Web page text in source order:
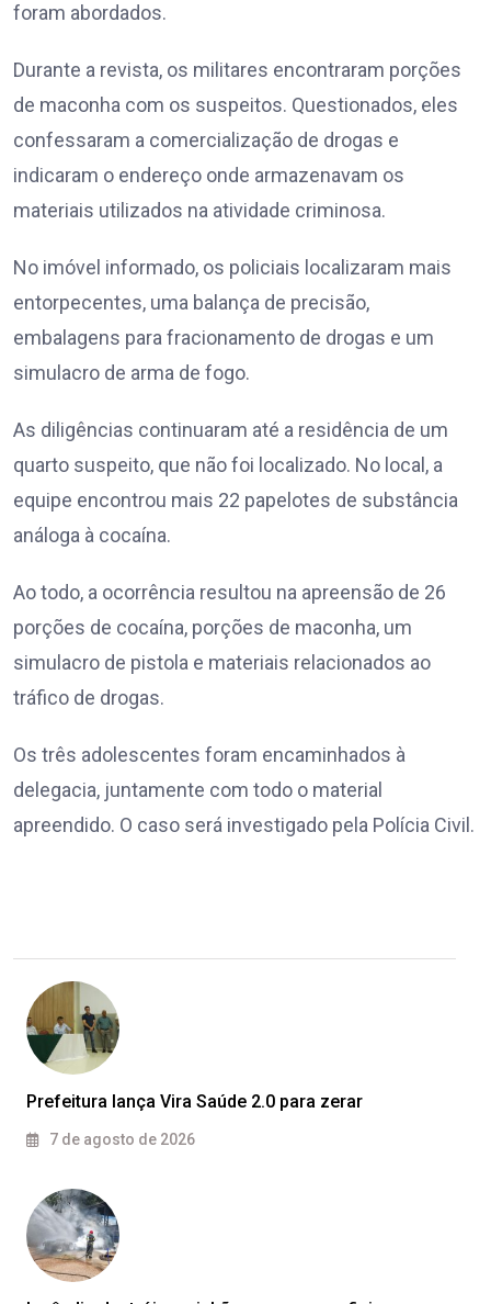
foram abordados.
Durante a revista, os militares encontraram porções
de maconha com os suspeitos. Questionados, eles
confessaram a comercialização de drogas e
indicaram o endereço onde armazenavam os
materiais utilizados na atividade criminosa.
No imóvel informado, os policiais localizaram mais
entorpecentes, uma balança de precisão,
embalagens para fracionamento de drogas e um
simulacro de arma de fogo.
As diligências continuaram até a residência de um
quarto suspeito, que não foi localizado. No local, a
equipe encontrou mais 22 papelotes de substância
análoga à cocaína.
Ao todo, a ocorrência resultou na apreensão de 26
porções de cocaína, porções de maconha, um
simulacro de pistola e materiais relacionados ao
tráfico de drogas.
Os três adolescentes foram encaminhados à
delegacia, juntamente com todo o material
apreendido. O caso será investigado pela Polícia Civil.
Prefeitura lança Vira Saúde 2.0 para zerar
7 de agosto de 2026